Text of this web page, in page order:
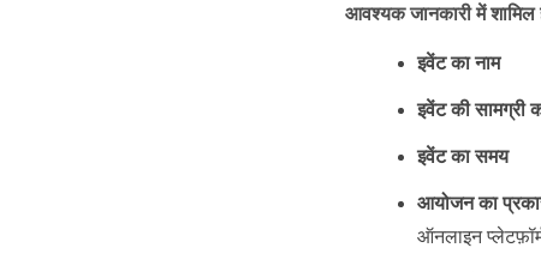
आवश्यक जानकारी में शामिल
इवेंट का नाम
इवेंट की सामग्री
इवेंट का समय
आयोजन का
ऑनलाइन